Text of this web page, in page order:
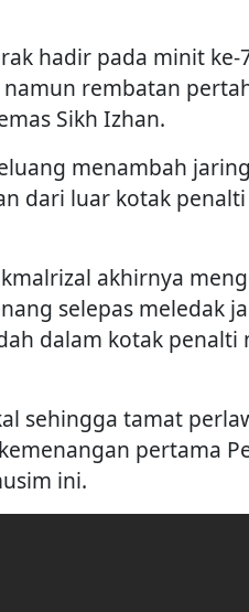
hadir pada minit ke-
rembatan
Sikh Izhan.
menambah
dari luar kotak
akhirnya
selepas meledak
dalam kotak penalti
sehingga tamat
pertama
ini.